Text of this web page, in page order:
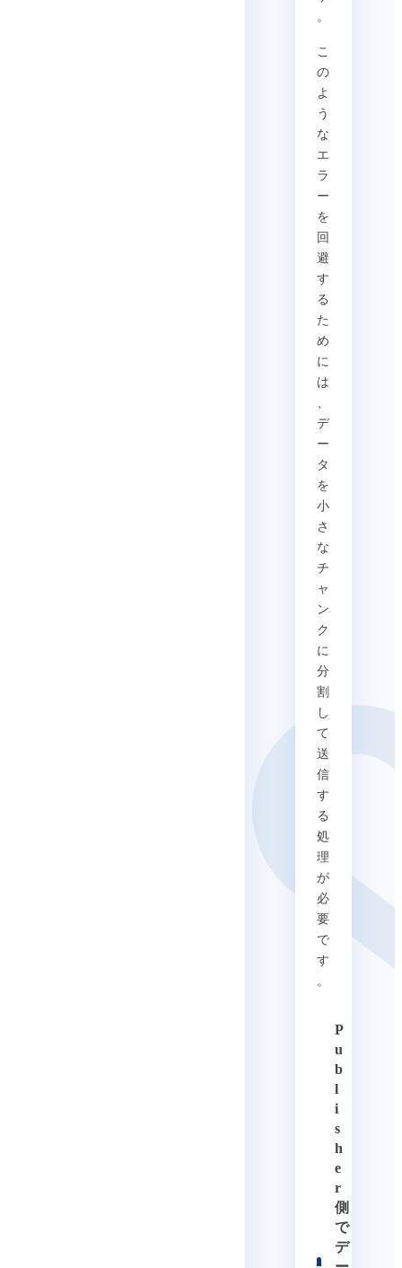
。
こ
の
よ
う
な
エ
ラ
ー
を
回
避
す
る
た
め
に
は
、
デ
ー
タ
を
小
さ
な
チ
ャ
ン
ク
に
分
割
し
て
送
信
す
る
処
理
が
必
要
で
す
。
P
u
b
l
i
s
h
e
r
側
で
デ